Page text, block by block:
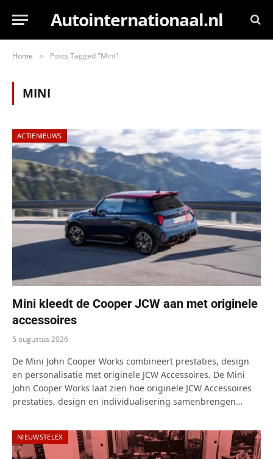
Autointernationaal.nl
Home » Posts Tagged "Mini"
MINI
ACTIENIEUWS
Mini kleedt de Cooper JCW aan met originele
accessoires
5 augustus 2026
De Mini John Cooper Works combineert prestaties, design
en personalisatie met originele JCW Accessoires. De Mini
John Cooper Works laat zien hoe originele JCW Accessoires
prestaties, design en individualisering samenbrengen…
NIEUWSTELEX